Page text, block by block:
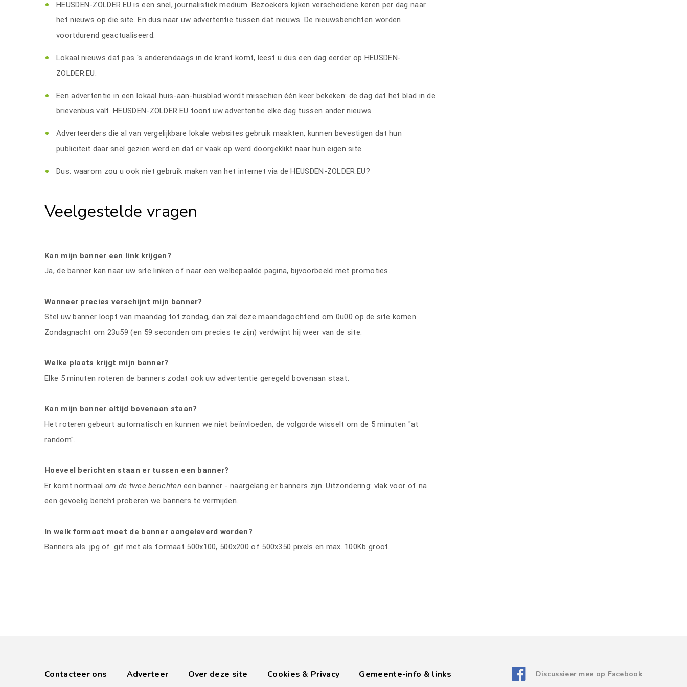
HEUSDEN-ZOLDER.EU is een snel, journalistiek medium. Bezoekers kijken verscheidene keren per dag naar
het nieuws op die site. En dus naar uw advertentie tussen dat nieuws. De nieuwsberichten worden
voortdurend geactualiseerd.
Lokaal nieuws dat pas 's anderendaags in de krant komt, leest u dus een dag eerder op HEUSDEN-
ZOLDER.EU.
Een advertentie in een lokaal huis-aan-huisblad wordt misschien één keer bekeken: de dag dat het blad in de
brievenbus valt. HEUSDEN-ZOLDER.EU toont uw advertentie elke dag tussen ander nieuws.
Adverteerders die al van vergelijkbare lokale websites gebruik maakten, kunnen bevestigen dat hun
publiciteit daar snel gezien werd en dat er vaak op werd doorgeklikt naar hun eigen site.
Dus: waarom zou u ook niet gebruik maken van het internet via de HEUSDEN-ZOLDER.EU?
Veelgestelde vragen
Kan mijn banner een link krijgen?
Ja, de banner kan naar uw site linken of naar een welbepaalde pagina, bijvoorbeeld met promoties.
Wanneer precies verschijnt mijn banner?
Stel uw banner loopt van maandag tot zondag, dan zal deze maandagochtend om 0u00 op de site komen.
Zondagnacht om 23u59 (en 59 seconden om precies te zijn) verdwijnt hij weer van de site.
Welke plaats krijgt mijn banner?
Elke 5 minuten roteren de banners zodat ook uw advertentie geregeld bovenaan staat.
Kan mijn banner altijd bovenaan staan?
Het roteren gebeurt automatisch en kunnen we niet beïnvloeden, de volgorde wisselt om de 5 minuten "at
random".
Hoeveel berichten staan er tussen een banner?
Er komt normaal om de twee berichteneen banner - naargelang er banners zijn. Uitzondering: vlak voor of na
een gevoelig bericht proberen we banners te vermijden.
In welk formaat moet de banner aangeleverd worden?
Banners als .jpg of .gif met als formaat 500x100, 500x200 of 500x350 pixels en max. 100Kb groot.
Contacteer ons Adverteer Over deze site Cookies & Privacy Gemeente-info & links Discussieer mee op Facebook